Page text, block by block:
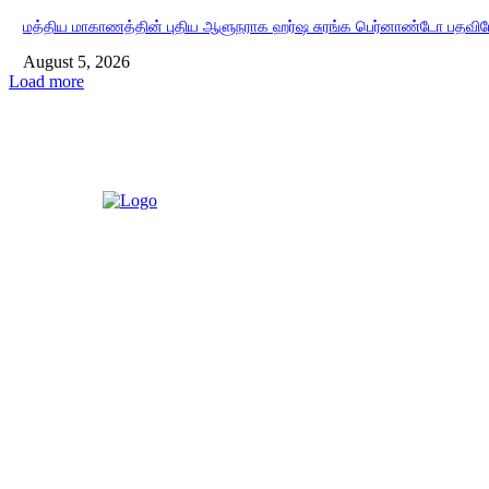
மத்திய மாகாணத்தின் புதிய ஆளுநராக ஹர்ஷ சுரங்க பெர்னாண்டோ
August 5, 2026
Load more